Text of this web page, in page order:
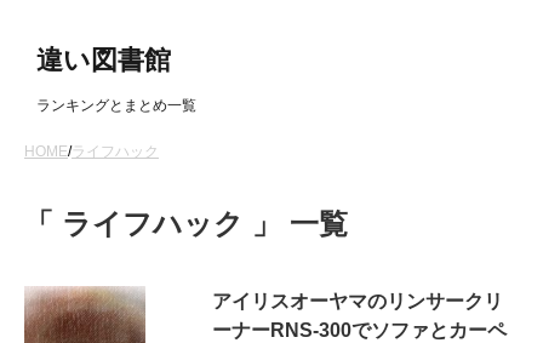
違い図書館
ランキングとまとめ一覧
HOME/ライフハック
「 ライフハック 」 一覧
アイリスオーヤマのリンサークリ
ーナーRNS-300でソファとカーペ